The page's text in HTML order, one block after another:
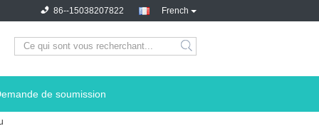
French
86--15038207822
de soumission